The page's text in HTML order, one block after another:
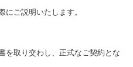
にご説明いたします。
を取り交わし、正式なご契約とな